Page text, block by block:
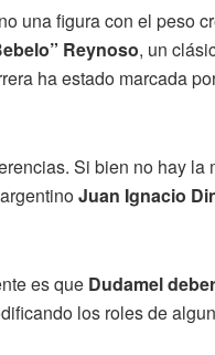
una figura con el peso
Reynoso, un
ha estado marcada
Si bien no hay
Juan Ignacio
es que Dudamel
los roles de